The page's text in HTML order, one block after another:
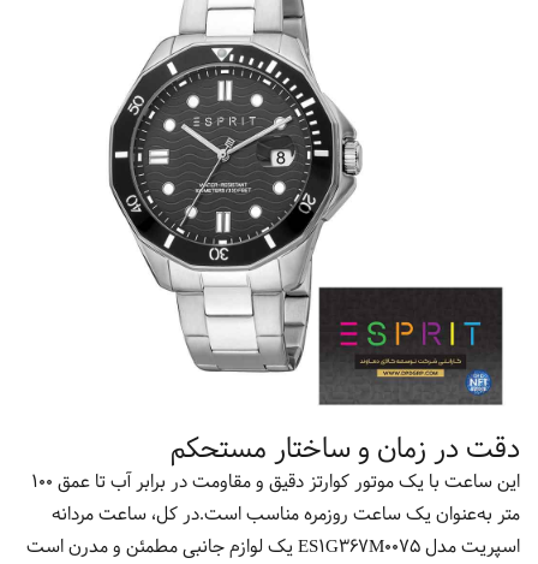
دقت در زمان و ساختار مستحکم
این ساعت با یک موتور کوارتز دقیق و مقاومت در برابر آب تا عمق 100
متر به‌عنوان یک ساعت روزمره مناسب است.در کل، ساعت مردانه
اسپریت مدل ES1G367M0075 یک لوازم جانبی مطمئن و مدرن است